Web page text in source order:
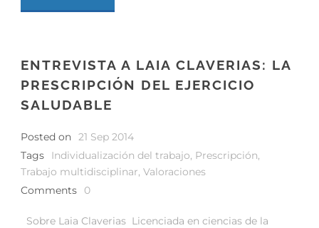
ENTREVISTA A LAIA CLAVERIAS: LA
PRESCRIPCIÓN DEL EJERCICIO
SALUDABLE
Posted on 21 Sep 2014
Tags
Individualización del trabajo, Prescripción,
Trabajo multidisciplinar, Valoraciones
Comments
0
Sobre Laia Claverias Licenciada en ciencias de la